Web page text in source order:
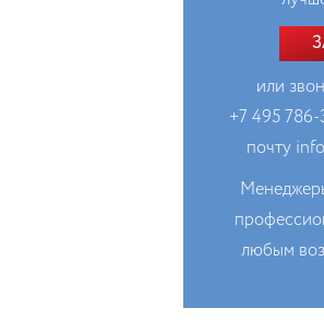
или
+7 495 786-
почту
любым